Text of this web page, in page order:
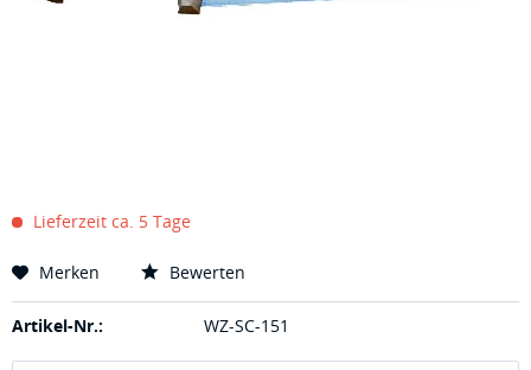
Lieferzeit ca. 5 Tage
Merken Bewerten
Artikel-Nr.: WZ-SC-151